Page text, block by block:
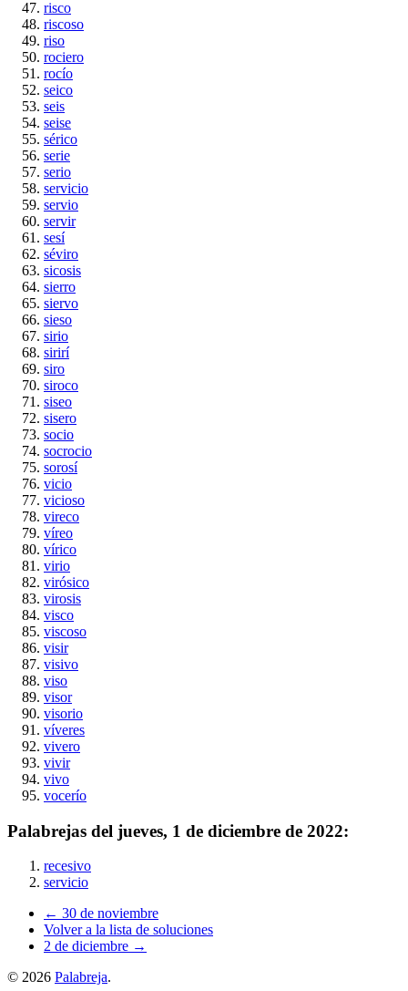
risco
riscoso
riso
rociero
rocío
seico
seis
seise
sérico
serie
serio
servicio
servio
servir
sesí
séviro
sicosis
sierro
siervo
sieso
sirio
sirirí
siro
siroco
siseo
sisero
socio
socrocio
sorosí
vicio
vicioso
vireco
víreo
vírico
virio
virósico
virosis
visco
viscoso
visir
visivo
viso
visor
visorio
víveres
vivero
vivir
vivo
vocerío
Palabrejas del jueves, 1 de diciembre de 2022:
recesivo
servicio
← 30 de noviembre
Volver a la lista de soluciones
2 de diciembre →
© 2026 Palabreja.